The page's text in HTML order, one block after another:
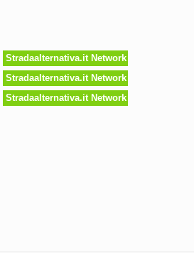
Stradaalternativa.it Network
Stradaalternativa.it Network
Stradaalternativa.it Network